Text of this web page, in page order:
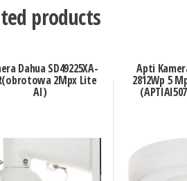
products
Dahua SD49225XA-
2Mpx Lite
AI)
Apti
2812Wp 5